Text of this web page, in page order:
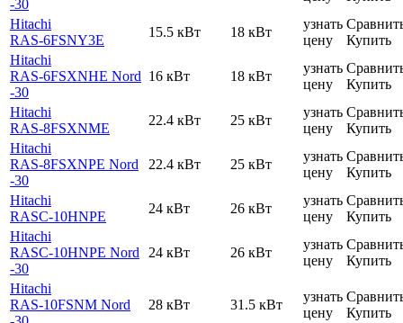
-30
Hitachi
RAS-6FSNY3E
15.5 кВт 18 кВт
узнать
цену
Купить
Hitachi
RAS-6FSXNHE Nord
-30
16 кВт 18 кВт
узнать
цену
Купить
Hitachi
RAS-8FSXNME
22.4 кВт 25 кВт
узнать
цену
Купить
Hitachi
RAS-8FSXNPE Nord
-30
22.4 кВт 25 кВт
узнать
цену
Купить
Hitachi
RASC-10HNPE
24 кВт 26 кВт
узнать
цену
Купить
Hitachi
RASC-10HNPE Nord
-30
24 кВт 26 кВт
узнать
цену
Купить
Hitachi
RAS-10FSNM Nord
28 кВт 31.5 кВт
узнать
цену
Купить